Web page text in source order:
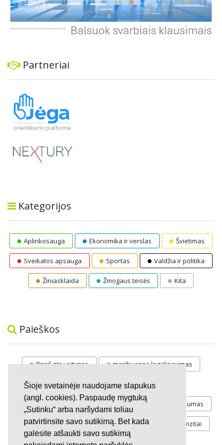
Šioje svetainėje naudojame slapukus
(angl. cookies). Paspaudę mygtuką
„Sutinku“ arba naršydami toliau
patvirtinsite savo sutikimą. Bet kada
galėsite atšaukti savo sutikimą
Partneriai
Kategorijos
Aplinkosauga Ekonomika ir verslas Švietimas
Sveikatos apsauga Sportas Valdžia ir politika
Žiniasklaida Žmogaus teisės Kita
Paieškos
Prieš gėju eitynes marihuanos legalizavimas
STOP vaiku atemimas
Pilnos moksleivių vasaros atostogos referendumas
Keliu jaunystės Valandos Rekvizitai